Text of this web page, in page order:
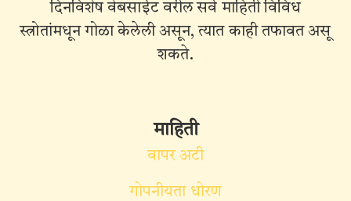
दिनविशेष वेबसाईट वरील सर्व माहिती विविध
स्त्रोतांमधून गोळा केलेली असून, त्यात काही तफावत असू
शकते.
माहिती
वापर अटी
गोपनीयता धोरण